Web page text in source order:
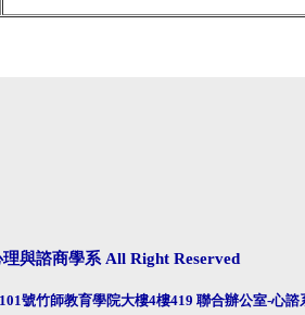
理與諮商學系All Right Reserved
號竹師教育學院大樓4樓419 聯合辦公室-心諮